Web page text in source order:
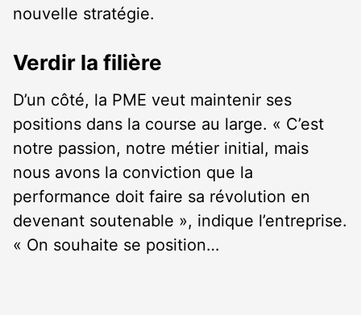
nouvelle stratégie.
Verdir la filière
D’un côté, la PME veut maintenir ses
positions dans la course au large. « C’est
notre passion, notre métier initial, mais
nous avons la conviction que la
performance doit faire sa révolution en
devenant soutenable », indique l’entreprise.
« On souhaite se position…